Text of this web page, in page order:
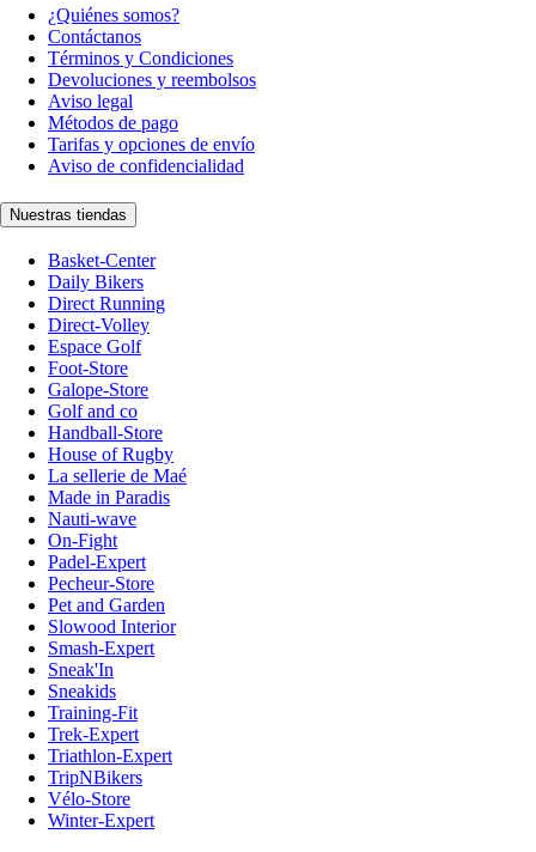
¿Quiénes somos?
Contáctanos
Términos y Condiciones
Devoluciones y reembolsos
Aviso legal
Métodos de pago
Tarifas y opciones de envío
Aviso de confidencialidad
Nuestras tiendas
Basket-Center
Daily Bikers
Direct Running
Direct-Volley
Espace Golf
Foot-Store
Galope-Store
Golf and co
Handball-Store
House of Rugby
La sellerie de Maé
Made in Paradis
Nauti-wave
On-Fight
Padel-Expert
Pecheur-Store
Pet and Garden
Slowood Interior
Smash-Expert
Sneak'In
Sneakids
Training-Fit
Trek-Expert
Triathlon-Expert
TripNBikers
Vélo-Store
Winter-Expert